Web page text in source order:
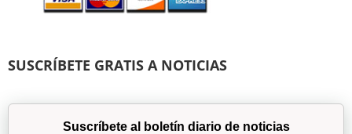
SUSCRÍBETE GRATIS A NOTICIAS
Suscríbete al boletín diario de noticias